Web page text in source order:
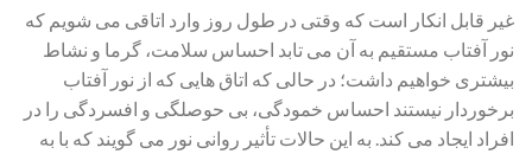
غیر قابل انکار است که وقتی در طول روز وارد اتاقی می شویم که
نور آفتاب مستقیم به آن می تابد احساس سلامت، گرما و نشاط
بیشتری خواهیم داشت؛ در حالی که اتاق هایی که از نور آفتاب
برخوردار نیستند احساس خمودگی، بی حوصلگی و افسردگی را در
افراد ایجاد می کند. به این حالات تأثیر روانی نور می گویند که با به